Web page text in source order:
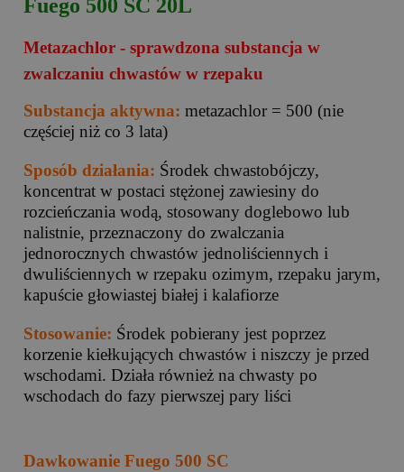
Fuego 500 SC 20L
Metazachlor - sprawdzona substancja w
zwalczaniu chwastów w rzepaku
Substancja aktywna: metazachlor = 500 (nie
częściej niż co 3 lata)
Sposób działania: Środek chwastobójczy,
koncentrat w postaci stężonej zawiesiny do
rozcieńczania wodą, stosowany doglebowo lub
nalistnie, przeznaczony do zwalczania
jednorocznych chwastów jednoliściennych i
dwuliściennych w rzepaku ozimym, rzepaku jarym,
kapuście głowiastej białej i kalafiorze
Stosowanie: Środek pobierany jest poprzez
korzenie kiełkujących chwastów i niszczy je przed
wschodami. Działa również na chwasty po
wschodach do fazy pierwszej pary liści
Dawkowanie Fuego 500 SC